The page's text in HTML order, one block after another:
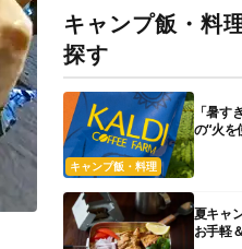
キャンプ飯・料
探す
キャンプ飯・料理
「暑す
の“火を
爆速＆
夏キャ
お手軽